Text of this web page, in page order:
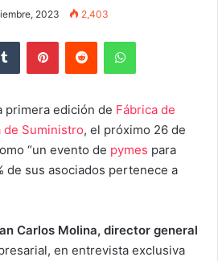
2023 2,403
primera edición de Fábrica de
de Suministro, el próximo 26 de
“un evento de pymes para
de sus asociados pertenece a
Carlos Molina, director general
en entrevista exclusiva